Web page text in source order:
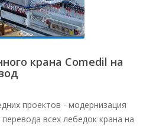
крана Comedil на
проектов - модернизация
всех лебедок крана на